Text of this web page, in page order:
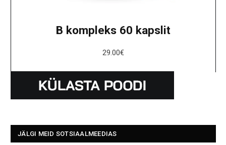
B kompleks 60 kapslit
29.00€
JÄLGI MEID SOTSIAALMEEDIAS